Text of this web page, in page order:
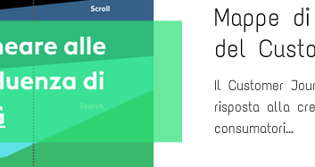
Mappe
del
Il Customer
risposta alla
consumatori...